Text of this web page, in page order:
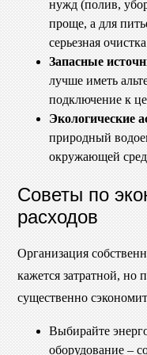
нужд (полив,
проще, а для
серьезная
Запасные
лучше иметь
подключение к
Экологические
природный
окружающей
Советы по
расходов
Организация
кажется затратной,
существенно
Выбирайте
оборудование –